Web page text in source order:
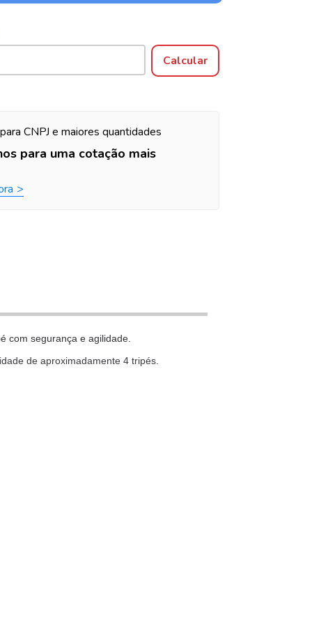
Calcular
CNPJ e maiores quantidades
para uma cotação mais
com segurança e agilidade.
de aproximadamente 4 tripés.